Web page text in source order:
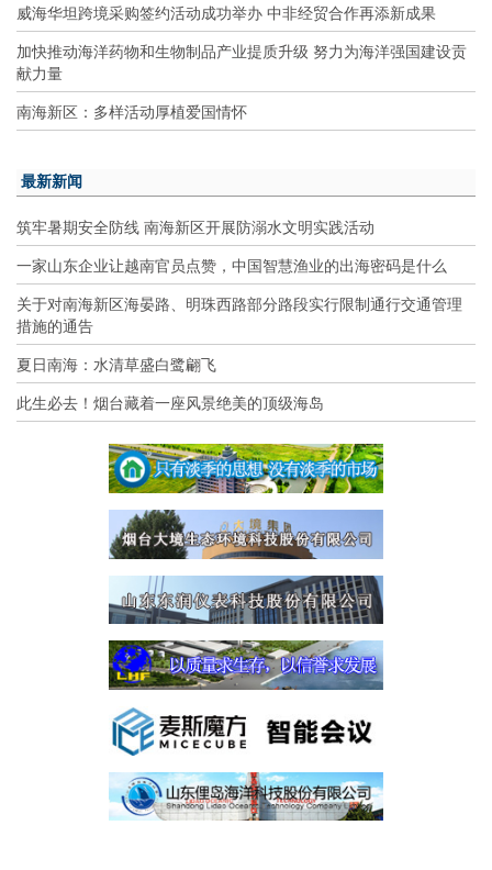
威海华坦跨境采购签约活动成功举办 中非经贸合作再添新成果
加快推动海洋药物和生物制品产业提质升级 努力为海洋强国建设贡
献力量
南海新区：多样活动厚植爱国情怀
最新新闻
筑牢暑期安全防线 南海新区开展防溺水文明实践活动
一家山东企业让越南官员点赞，中国智慧渔业的出海密码是什么
关于对南海新区海晏路、明珠西路部分路段实行限制通行交通管理
措施的通告
夏日南海：水清草盛白鹭翩飞
此生必去！烟台藏着一座风景绝美的顶级海岛